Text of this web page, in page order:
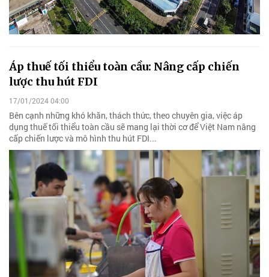
Áp thuế tối thiểu toàn cầu: Nâng cấp chiến
lược thu hút FDI
17/01/2024 04:00
Bên cạnh những khó khăn, thách thức, theo chuyên gia, việc áp
dụng thuế tối thiểu toàn cầu sẽ mang lại thời cơ để Việt Nam nâng
cấp chiến lược và mô hình thu hút FDI...